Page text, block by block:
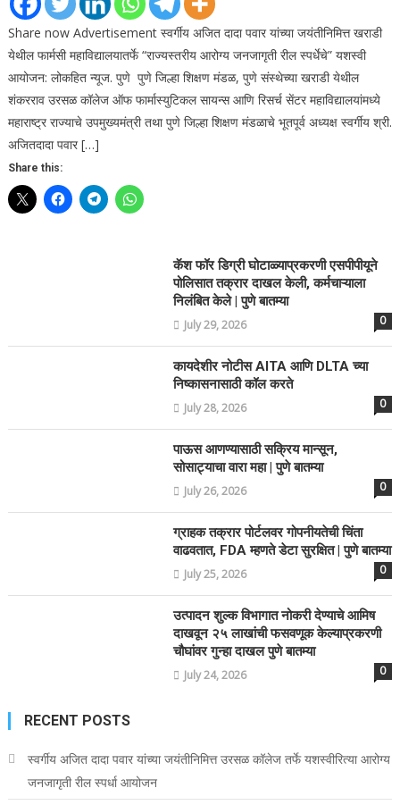
Share now Advertisement स्वर्गीय अजित दादा पवार यांच्या जयंतीनिमित्त खराडी
येथील फार्मसी महाविद्यालयातर्फे “राज्यस्तरीय आरोग्य जनजागृती रील स्पर्धेचे” यशस्वी
आयोजन: लोकहित न्यूज. पुणे पुणे जिल्हा शिक्षण मंडळ, पुणे संस्थेच्या खराडी येथील
शंकरराव उरसळ कॉलेज ऑफ फार्मास्युटिकल सायन्स आणि रिसर्च सेंटर महाविद्यालयांमध्ये
महाराष्ट्र राज्याचे उपमुख्यमंत्री तथा पुणे जिल्हा शिक्षण मंडळाचे भूतपूर्व अध्यक्ष स्वर्गीय श्री.
अजितदादा पवार […]
Share this:
कॅश फॉर डिग्री घोटाळ्याप्रकरणी एसपीपीयूने
पोलिसात तक्रार दाखल केली, कर्मचाऱ्याला
निलंबित केले | पुणे बातम्या
July 29, 2026 0
कायदेशीर नोटीस AITA आणि DLTA च्या
निष्कासनासाठी कॉल करते
July 28, 2026 0
पाऊस आणण्यासाठी सक्रिय मान्सून,
सोसाट्याचा वारा महा | पुणे बातम्या
July 26, 2026 0
ग्राहक तक्रार पोर्टलवर गोपनीयतेची चिंता
वाढवतात, FDA म्हणते डेटा सुरक्षित | पुणे बातम्या
July 25, 2026 0
उत्पादन शुल्क विभागात नोकरी देण्याचे आमिष
दाखवून २५ लाखांची फसवणूक केल्याप्रकरणी
चौघांवर गुन्हा दाखल पुणे बातम्या
July 24, 2026 0
RECENT POSTS
स्वर्गीय अजित दादा पवार यांच्या जयंतीनिमित्त उरसळ कॉलेज तर्फे यशस्वीरित्या आरोग्य
जनजागृती रील स्पर्धा आयोजन